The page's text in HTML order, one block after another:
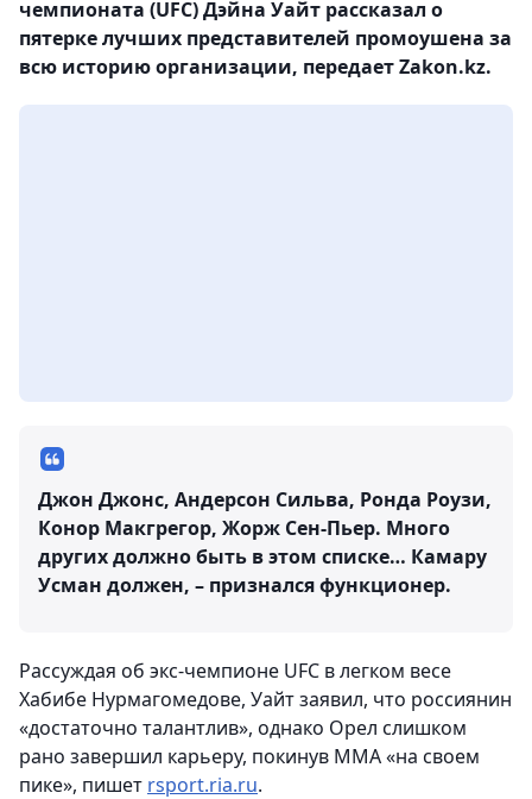
чемпионата (UFC) Дэйна Уайт рассказал о
пятерке лучших представителей промоушена за
всю историю организации, передает Zakon.kz.
Джон Джонс, Андерсон Сильва, Ронда Роузи,
Конор Макгрегор, Жорж Сен-Пьер. Много
других должно быть в этом списке… Камару
Усман должен, – признался функционер.
Рассуждая об экс-чемпионе UFC в легком весе
Хабибе Нурмагомедове, Уайт заявил, что россиянин
«достаточно талантлив», однако Орел слишком
рано завершил карьеру, покинув ММА «на своем
пике», пишет rsport.ria.ru.